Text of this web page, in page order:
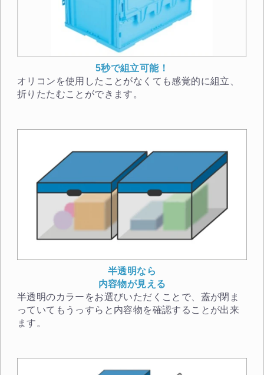
5秒で組立可能！
オリコンを使用したことがなくても感覚的に組立、
折りたたむことができます。
半透明なら
内容物が見える
半透明のカラーをお選びいただくことで、蓋が閉ま
っていてもうっすらと内容物を確認することが出来
ます。